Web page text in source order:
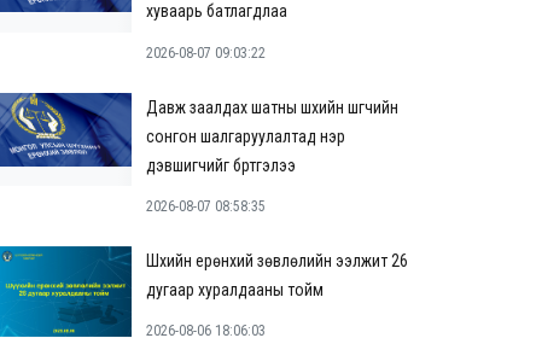
хуваарь батлагдлаа
2026-08-07 09:03:22
Давж заалдах шатны шүүхийн шүүгчийн
сонгон шалгаруулалтад нэр
дэвшигчийг бүртгэлээ
2026-08-07 08:58:35
Шүүхийн ерөнхий зөвлөлийн ээлжит 26
дугаар хуралдааны тойм
2026-08-06 18:06:03